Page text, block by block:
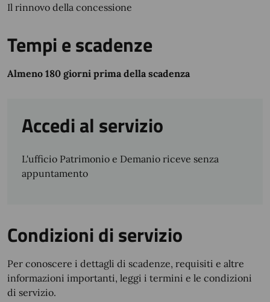
Il rinnovo della concessione
Tempi e scadenze
Almeno 180 giorni prima della scadenza
Accedi al servizio
L'ufficio Patrimonio e Demanio riceve senza
appuntamento
Condizioni di servizio
Per conoscere i dettagli di scadenze, requisiti e altre
informazioni importanti, leggi i termini e le condizioni
di servizio.